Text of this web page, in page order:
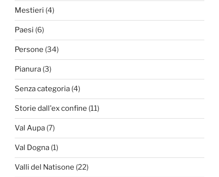
Mestieri (4)
Paesi (6)
Persone (34)
Pianura (3)
Senza categoria (4)
Storie dall'ex confine (11)
Val Aupa (7)
Val Dogna (1)
Valli del Natisone (22)